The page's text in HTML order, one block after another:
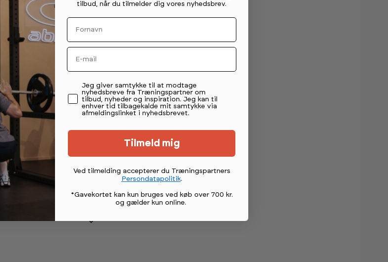
den enkelte bruger.
giver en god
Cardio serie, som også er
tilbud, når du tilmelder dig vores nyhedsbrev.
Fornavn
Email
Permission tekst
Jeg giver samtykke til at modtage
nyhedsbreve fra Træningspartner om
tilbud, nyheder og inspiration. Jeg kan til
enhver tid tilbagekalde mit samtykke via
afmeldingslinket i nyhedsbrevet.
Tilmeld mig
Ved tilmelding accepterer du Træningspartners
Persondatapolitik.
*Gavekortet kan kun bruges ved køb over 700 kr.
og gælder kun online.